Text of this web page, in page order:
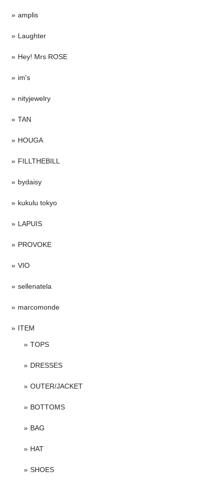
amplis
Laughter
Hey! Mrs ROSE
im's
nityjewelry
TAN
HOUGA
FILLTHEBILL
bydaisy
kukulu tokyo
LAPUIS
PROVOKE
VIO
sellenatela
marcomonde
ITEM
TOPS
DRESSES
OUTER/JACKET
BOTTOMS
BAG
HAT
SHOES